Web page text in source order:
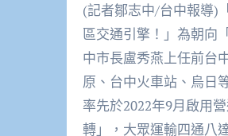
(記者鄒志中/台中報導)
區交通引擎！」為朝向
中市長盧秀燕上任前台
原、台中火車站、烏日
率先於2022年9月啟用
轉」，大眾運輸四通八